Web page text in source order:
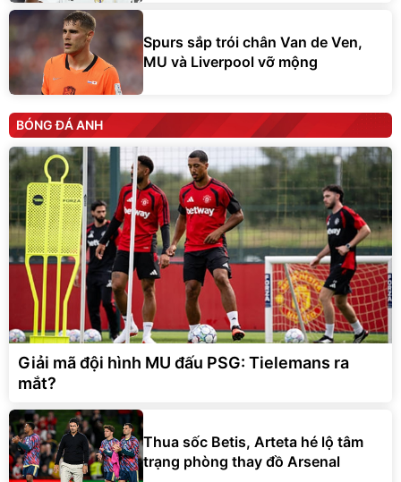
Spurs sắp trói chân Van de Ven,
MU và Liverpool vỡ mộng
BÓNG ĐÁ ANH
Giải mã đội hình MU đấu PSG: Tielemans ra
mắt?
Thua sốc Betis, Arteta hé lộ tâm
trạng phòng thay đồ Arsenal